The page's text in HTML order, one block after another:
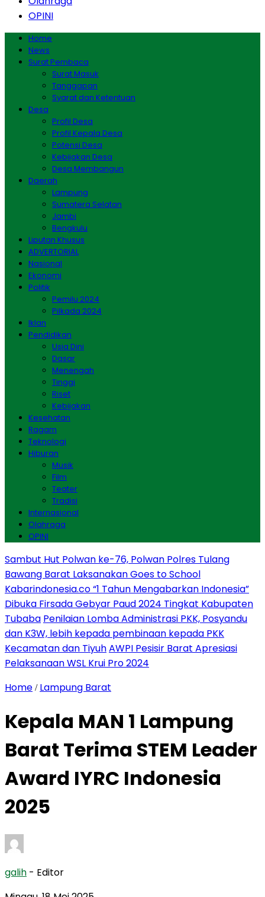
OPINI
Home
News
Surat Pembaca
Surat Masuk
Tanggapan
Syarat dan Ketentuan
Desa
Profil Desa
Profil Kepala Desa
Potensi Desa
Kebijakan Desa
Desa Membangun
Daerah
Lampung
Sumatera Selatan
Jambi
Bengkulu
Liputan Khusus
ADVERTORIAL
Nasional
Ekonomi
Politik
Pemilu 2024
Pilkada 2024
Iklan
Pendidikan
Usia Dini
Dasar
Menengah
Tinggi
Riset
Kebijakan
Kesehatan
Ragam
Teknologi
Hiburan
Musik
Film
Teater
Tradisi
Internasional
Olahraga
OPINI
Sambut Hut Polwan ke-76, Polwan Polres Tulang
Bawang Barat Laksanakan Goes to School
Kabarindonesia.co “1 Tahun Mengabarkan Indonesia”
Dibuka Firsada Gebyar Paud 2024 Tingkat Kabupaten
Tubaba Penilaian Lomba Administrasi PKK, Posyandu
dan K3W, lebih kepada pembinaan kepada PKK
Kecamatan dan TiyuhAWPI Pesisir Barat Apresiasi
Pelaksanaan WSL Krui Pro 2024
Home / Lampung Barat
Kepala MAN 1 Lampung
Barat Terima STEM Leader
Award IYRC Indonesia
2025
galih - Editor